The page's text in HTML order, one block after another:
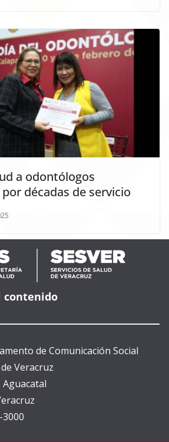
a odontólogos
décadas de servicio
contenido
de Comunicación Social
Veracruz
Aguacatal